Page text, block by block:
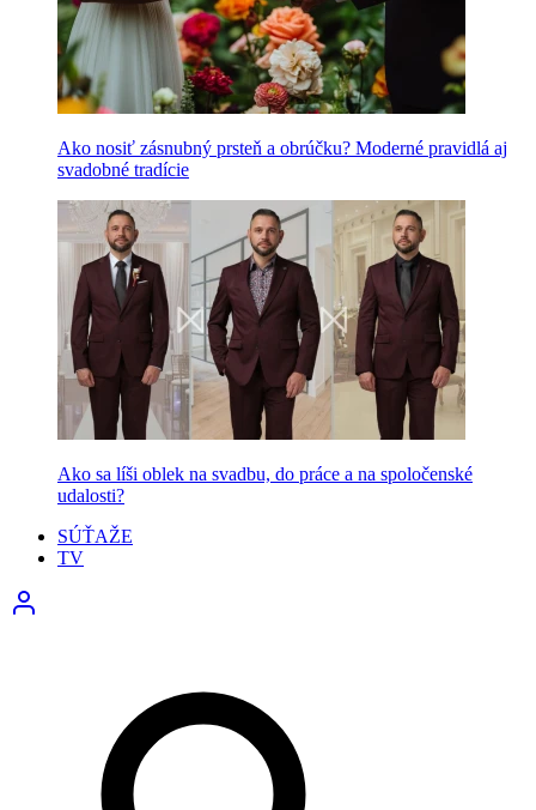
Ako nosiť zásnubný prsteň a obrúčku? Moderné pravidlá aj
svadobné tradície
Ako sa líši oblek na svadbu, do práce a na spoločenské
udalosti?
SÚŤAŽE
TV